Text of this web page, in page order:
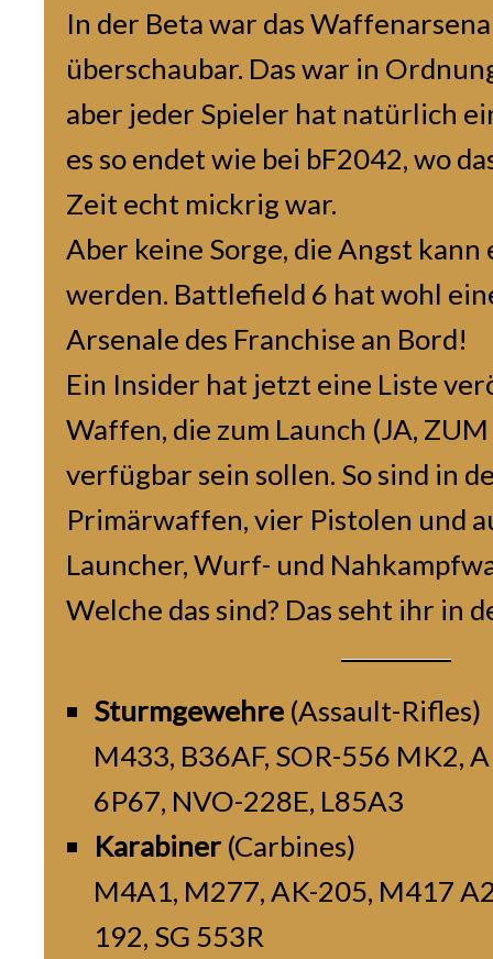
In der Beta war das
überschaubar. Das war in
aber jeder Spieler hat natürlich
es so endet wie bei bF2042, wo
Zeit echt mickrig war.
Aber keine Sorge, die Angst kann
werden. Battlefield 6 hat wohl
Arsenale des Franchise an Bord!
Ein Insider hat jetzt eine Liste
Waffen, die zum Launch (JA, ZUM
verfügbar sein sollen. So sind in
Primärwaffen, vier Pistolen und
Launcher, Wurf- und
Welche das sind? Das seht ihr in
Sturmgewehre (Assault-Rifles)
M433, B36AF, SOR-556 MK2,
6P67, NVO-228E, L85A3
Karabiner(Carbines)
M4A1, M277, AK-205, M417
192, SG 553R